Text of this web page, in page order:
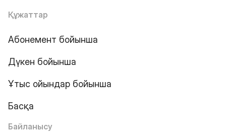
Құжаттар
Абонемент бойынша
Дүкен бойынша
Ұтыс ойындар бойынша
Басқа
Байланысу